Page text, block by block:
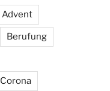
Advent
Berufung
Corona